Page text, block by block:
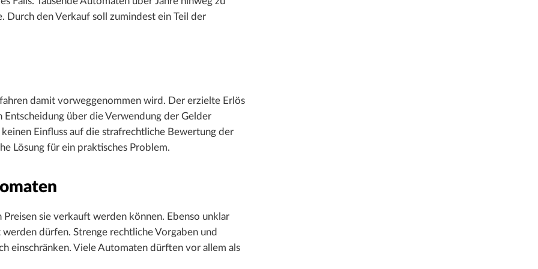
Durch den Verkauf soll zumindest ein Teil der
damit vorweggenommen wird. Der erzielte Erlös
über die Verwendung der Gelder
Einfluss auf die strafrechtliche Bewertung der
Lösung für ein praktisches Problem.
sie verkauft werden können. Ebenso unklar
dürfen. Strenge rechtliche Vorgaben und
einschränken. Viele Automaten dürften vor allem als